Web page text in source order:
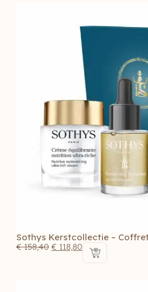
Sothys Kerstcollectie –
€158,40 € 118,80